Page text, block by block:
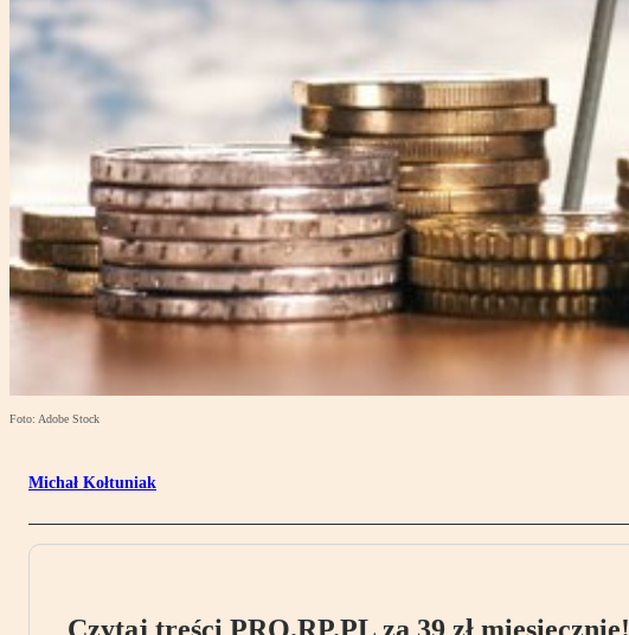
Foto: Adobe Stock
Michał Kołtuniak